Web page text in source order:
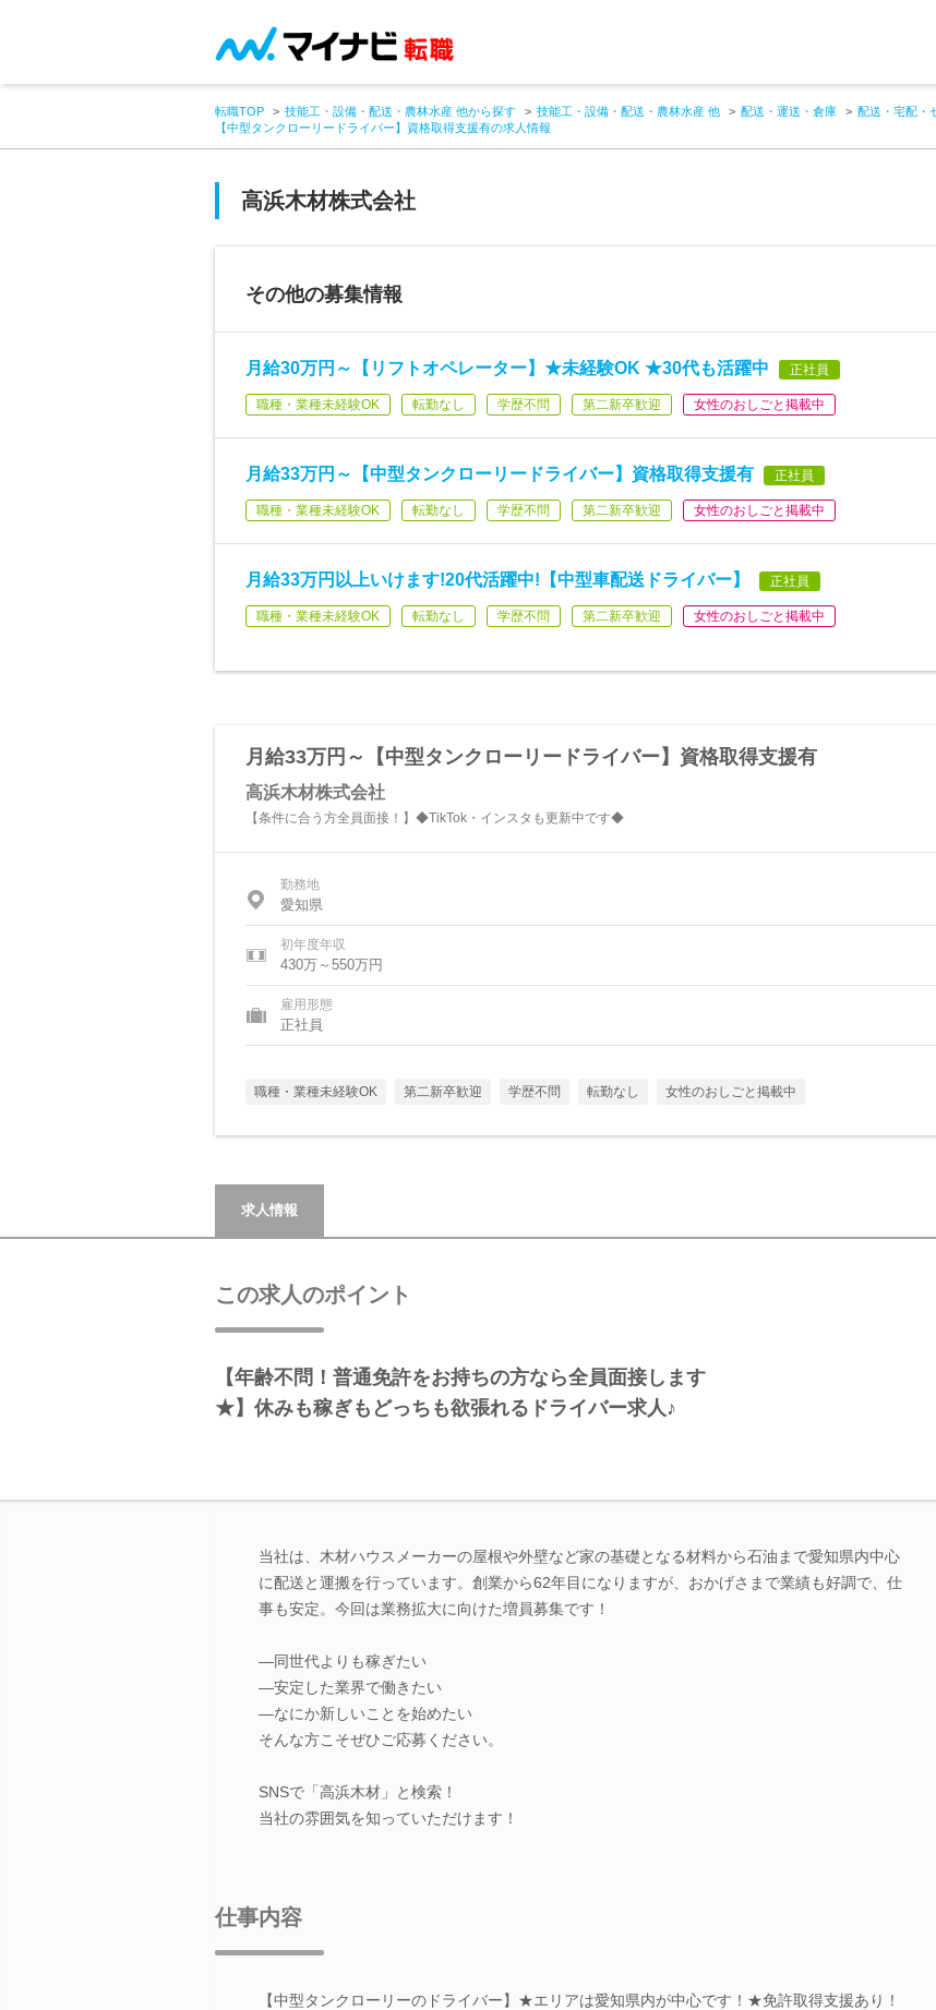
転職TOP 技能工・設備・配送・農林水産 他から探す 技能工・設備・配送・農林水産 他 配送・運送・倉庫 配送・宅配・
【中型タンクローリードライバー】資格取得支援有の求人情報
高浜木材株式会社
その他の募集情報
月給30万円～【リフトオペレーター】★未経験OK ★30代も活躍中 正社員
職種・業種未経験OK 転勤なし 学歴不問 第二新卒歓迎 女性のおしごと掲載中
月給33万円～【中型タンクローリードライバー】資格取得支援有 正社員
職種・業種未経験OK 転勤なし 学歴不問 第二新卒歓迎 女性のおしごと掲載中
月給33万円以上いけます!20代活躍中!【中型車配送ドライバー】 正社員
職種・業種未経験OK 転勤なし 学歴不問 第二新卒歓迎 女性のおしごと掲載中
月給33万円～【中型タンクローリードライバー】資格取得支援有
高浜木材株式会社
【条件に合う方全員面接！】◆TikTok・インスタも更新中です◆
勤務地
愛知県
初年度年収
430万～550万円
雇用形態
正社員
職種・業種未経験OK 第二新卒歓迎 学歴不問 転勤なし 女性のおしごと掲載中
求人情報
この求人のポイント
【年齢不問！普通免許をお持ちの方なら全員面接します
★】休みも稼ぎもどっちも欲張れるドライバー求人♪
当社は、木材ハウスメーカーの屋根や外壁など家の基礎となる材料から石油まで愛知県内中心
に配送と運搬を行っています。創業から62年目になりますが、おかげさまで業績も好調で、仕
事も安定。今回は業務拡大に向けた増員募集です！
―同世代よりも稼ぎたい
―安定した業界で働きたい
―なにか新しいことを始めたい
そんな方こそぜひご応募ください。
SNSで「高浜木材」と検索！
当社の雰囲気を知っていただけます！
仕事内容
【中型タンクローリーのドライバー】★エリアは愛知県内が中心です！★免許取得支援あり！